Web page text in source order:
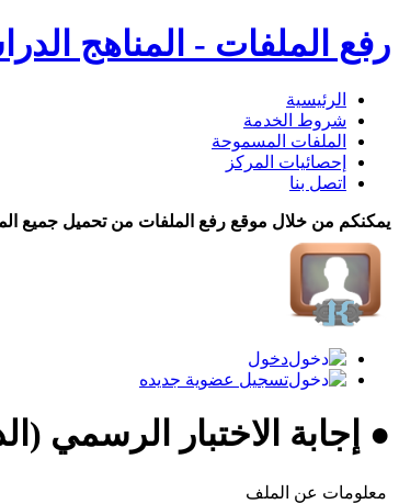
رفع الملفات - المناهج
الرئيسية
شروط الخدمة
الملفات المسموحة
إحصائيات المركز
اتصل بنا
يمكنكم من خلال موقع رفع الملفات من تحميل جميع
دخول
تسجيل عضوية جديده
● إجابة الاختبار الرسمي (الداخلية)5
معلومات عن الملف